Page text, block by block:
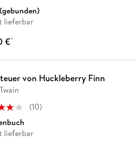
lieferbar
€*
von Huckleberry Finn
(10)
lieferbar